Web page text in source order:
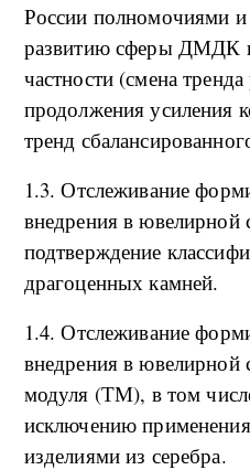
России полномочиями и
развитию сферы ДМДК
частности (смена
продолжения усиления
тренд
1.3. Отслеживание
внедрения в ювелирной
подтверждение
драгоценных камней.
1.4. Отслеживание
внедрения в ювелирной
модуля (ТМ), в том
исключению
изделиями из серебра.